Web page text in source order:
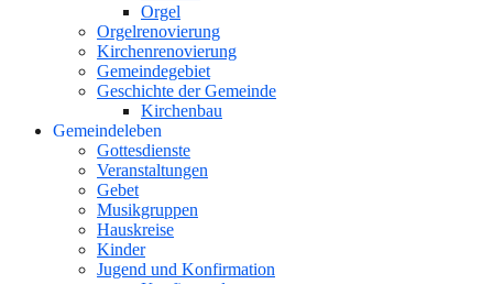
Orgel
Orgelrenovierung
Kirchenrenovierung
Gemeindegebiet
Geschichte der Gemeinde
Kirchenbau
Gemeindeleben
Gottesdienste
Veranstaltungen
Gebet
Musikgruppen
Hauskreise
Kinder
Jugend und Konfirmation